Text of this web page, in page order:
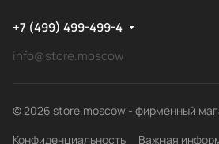
+7 (499) 499-499-4
info@store.moscow
© 2026 store.moscow - фирменный
Конфиденциальность
Важная